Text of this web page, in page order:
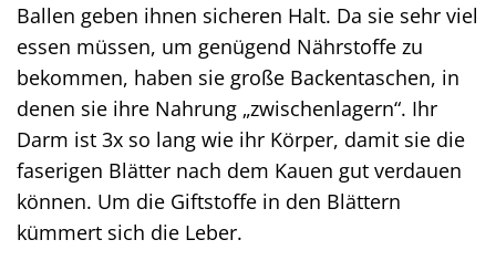
Ballen geben ihnen sicheren Halt. Da sie sehr viel
essen müssen, um genügend Nährstoffe zu
bekommen, haben sie große Backentaschen, in
denen sie ihre Nahrung „zwischenlagern“. Ihr
Darm ist 3x so lang wie ihr Körper, damit sie die
faserigen Blätter nach dem Kauen gut verdauen
können. Um die Giftstoffe in den Blättern
kümmert sich die Leber.